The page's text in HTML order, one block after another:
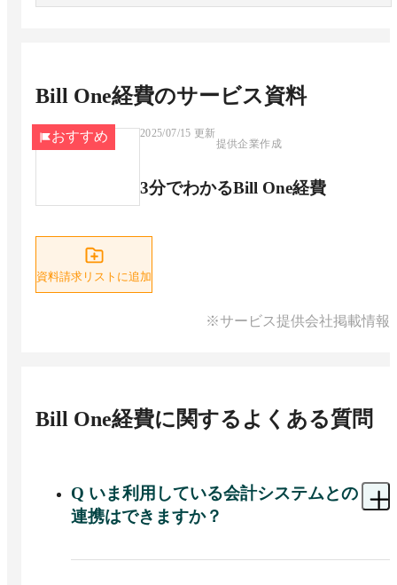
Bill One経費のサービス資料
おすすめ 2025/07/15 更新
提供企業作成
3分でわかるBill One経費
資料請求リストに追加
※サービス提供会社掲載情報
Bill One経費に関するよくある質問
Q いま利用している会計システムとの
連携はできますか？
A Bill Oneから仕訳情報をエクスポートできるた